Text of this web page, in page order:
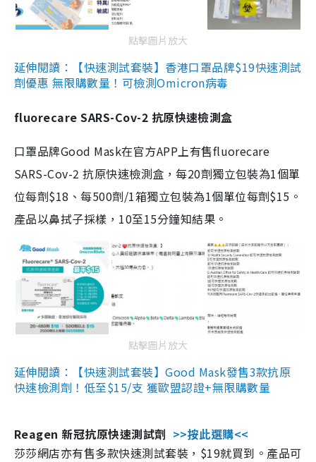
點擊圖片放大
延伸閱讀：【快速測試套裝】香港口罩品牌$19快速測試
劑優惠 無限購數量！可檢測Omicron病毒
fluorecare SARS-Cov-2 抗原快速檢測盒
口罩品牌Good Mask在官方APP上有售fluorecare
SARS-Cov-2 抗原快速檢測盒，每20劑獨立包裝為1個單
位每劑$18、每500劑/1箱獨立包裝為1個單位每劑$15。
產品以鼻拭子採樣，10至15分鐘知結果。
點擊圖片放大
延伸閱讀：【快速測試套裝】Good Mask發售3款抗原
快速檢測劑！低至$15/支 獲歐盟認證+無限購數量
Reagen 新冠抗原快速測試劑 >>按此選購<<
莎莎網店亦有售多款快速測試套裝，$19就買到。產品可